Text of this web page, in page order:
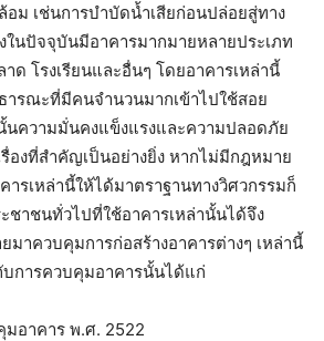
อม เช่นการบำบัดน้ำเสียก่อนปล่อยสู่ทาง
ในปัจจุบันมีอาคารมากมายหลายประเภท
ด โรงเรียนและอื่นๆ โดยอาคารเหล่านี้
ารณะที่มีคนจำนวนมากเข้าไปใช้สอย
นความมั่นคงแข็งแรงและความปลอดภัย
รื่องที่สำคัญเป็นอย่างยิ่ง หากไม่มีกฎหมาย
ารเหล่านี้ให้ได้มาตราฐานทางวิศวกรรมก็
ชาชนทั่วไปที่ใช้อาคารเหล่านั้นได้จึง
มาควบคุมการก่อสร้างอาคารต่างๆ เหล่านี้
บการควบคุมอาคารนั้นได้แก่
อาคาร พ.ศ. 2522